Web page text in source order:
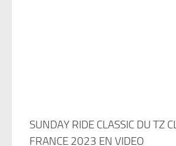
SUNDAY RIDE CLASSIC DU TZ
FRANCE 2023 EN VIDEO